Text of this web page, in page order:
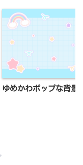
ゆめかわポップな背景